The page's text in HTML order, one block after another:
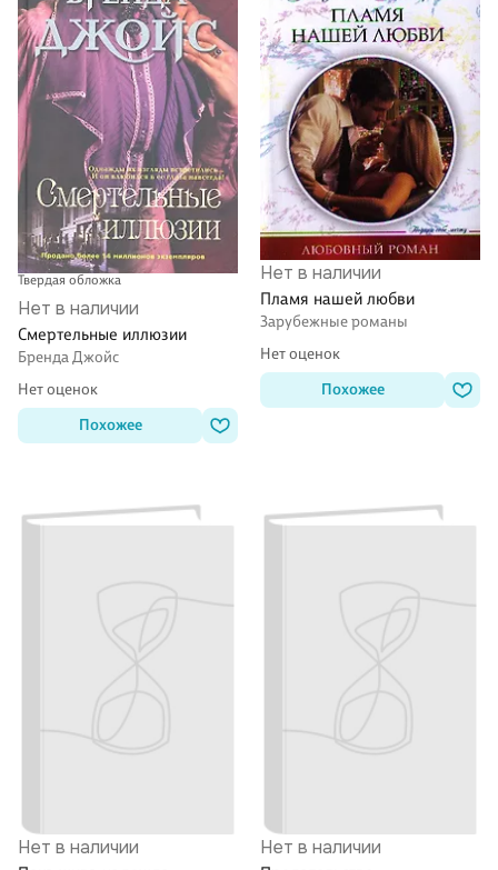
Твердая обложка
Нет в наличии
Смертельные иллюзии
Бренда Джойс
Нет оценок
Похожее
Нет в наличии
Пламя нашей любви
Зарубежные романы
Нет оценок
Похожее
Нет в наличии Нет в наличии